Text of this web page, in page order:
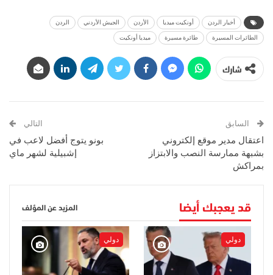
أخبار الردن أونكيت ميديا الأردن الجيش الأردني الردن
الطائرات المسيرة طائرة مسيرة ميديا أونكيت
شارك
السابق
اعتقال مدير موقع إلكتروني
بشبهة ممارسة النصب والابتزاز
بمراكش
التالي
بونو يتوج أفضل لاعب في
إشبيلية لشهر ماي
قد يعجبك أيضا المزيد عن المؤلف
دولي دولي